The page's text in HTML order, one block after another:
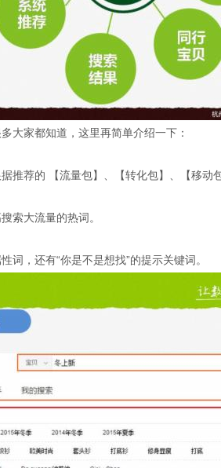
大家都知道，这里再简单介绍一下：
推荐的 【流量包】、【转化包】、【移动包
索大流量的热词。
词，还有“你是不是想找”的提示关键词。